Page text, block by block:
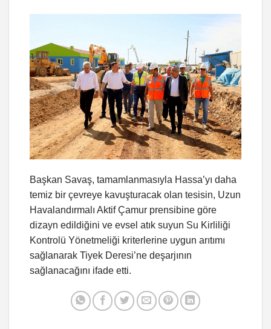
Başkan Savaş, tamamlanmasıyla Hassa’yı daha
temiz bir çevreye kavuşturacak olan tesisin, Uzun
Havalandırmalı Aktif Çamur prensibine göre
dizayn edildiğini ve evsel atık suyun Su Kirliliği
Kontrolü Yönetmeliği kriterlerine uygun arıtımı
sağlanarak Tiyek Deresi’ne deşarjının
sağlanacağını ifade etti.